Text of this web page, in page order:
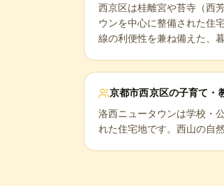
西京区は桂離宮や苔寺（西
ウンを中心に整備された住
線の利便性を兼ね備えた、
京都市西京区の子育て・
洛西ニュータウンは学校・
れた住宅地です。西山の自